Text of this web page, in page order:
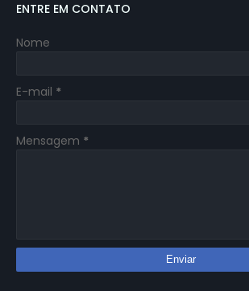
ENTRE EM CONTATO
Nome
E-mail *
Mensagem *